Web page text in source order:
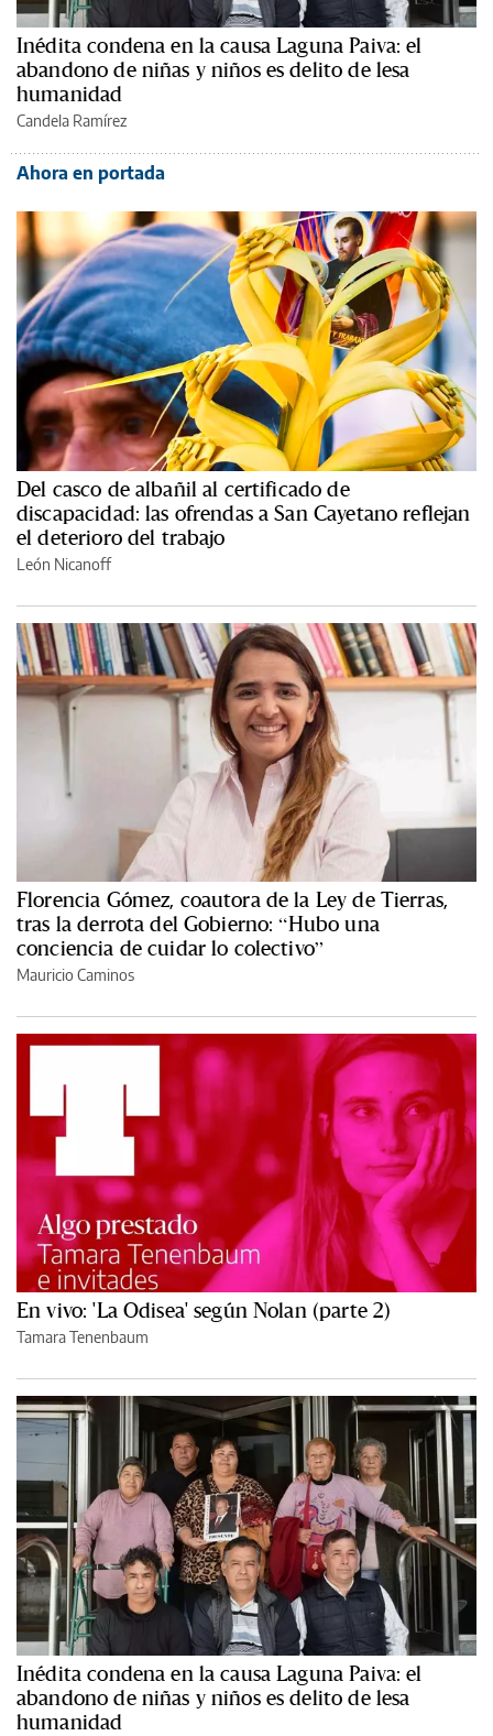
Inédita condena en la causa Laguna Paiva: el
abandono de niñas y niños es delito de lesa
humanidad
Candela Ramírez
Ahora en portada
Del casco de albañil al certificado de
discapacidad: las ofrendas a San Cayetano reflejan
el deterioro del trabajo
León Nicanoff
Florencia Gómez, coautora de la Ley de Tierras,
tras la derrota del Gobierno: “Hubo una
conciencia de cuidar lo colectivo”
Mauricio Caminos
En vivo: 'La Odisea' según Nolan (parte 2)
Tamara Tenenbaum
Inédita condena en la causa Laguna Paiva: el
abandono de niñas y niños es delito de lesa
humanidad